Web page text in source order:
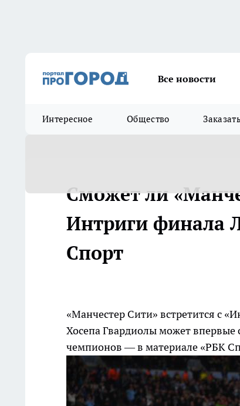
Все новости
Интересное Общество
Сможет ли
Интриги финала
Спорт
«Манчестер Сити» встретится с
Хосепа Гвардиолы может впервые
чемпионов — в материале «РБК